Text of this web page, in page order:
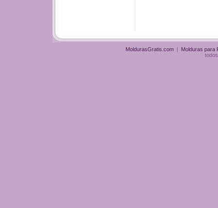
MoldurasGratis.com | Molduras